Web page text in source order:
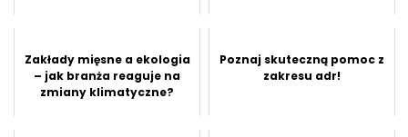
Zakłady mięsne a ekologia
– jak branża reaguje na
zmiany klimatyczne?
Poznaj skuteczną pomoc z
zakresu adr!